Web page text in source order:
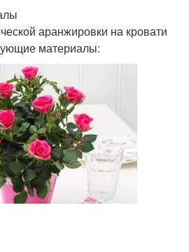
аранжировки на кровати
материалы: